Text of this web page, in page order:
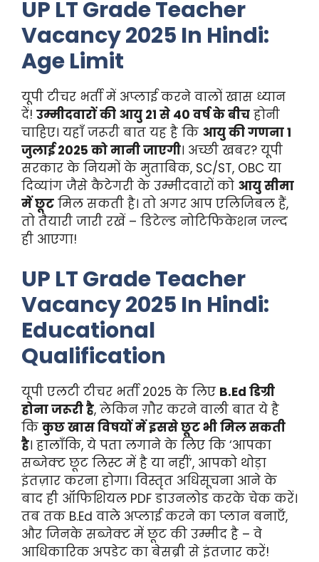
UP LT Grade Teacher
Vacancy 2025 In Hindi:
Age Limit
यूपी टीचर भर्ती में अप्लाई करने वालों खास ध्यान
दें! उम्मीदवारों की आयु 21 से 40 वर्ष के बीच होनी
चाहिए। यहाँ जरूरी बात यह है कि आयु की गणना 1
जुलाई 2025 को मानी जाएगी। अच्छी खबर? यूपी
सरकार के नियमों के मुताबिक, SC/ST, OBC या
दिव्यांग जैसे कैटेगरी के उम्मीदवारों को आयु सीमा
में छूट मिल सकती है। तो अगर आप एलिजिबल हैं,
तो तैयारी जारी रखें – डिटेल्ड नोटिफिकेशन जल्द
ही आएगा!
UP LT Grade Teacher
Vacancy 2025 In Hindi:
Educational
Qualification
यूपी एलटी टीचर भर्ती 2025 के लिए B.Ed डिग्री
होना जरूरी है, लेकिन ग़ौर करने वाली बात ये है
कि कुछ खास विषयों में इससे छूट भी मिल सकती
है। हालाँकि, ये पता लगाने के लिए कि ‘आपका
सब्जेक्ट छूट लिस्ट में है या नहीं’, आपको थोड़ा
इंतज़ार करना होगा। विस्तृत अधिसूचना आने के
बाद ही ऑफिशियल PDF डाउनलोड करके चेक करें।
तब तक B.Ed वाले अप्लाई करने का प्लान बनाएँ,
और जिनके सब्जेक्ट में छूट की उम्मीद है – वे
आधिकारिक अपडेट का बेसब्री से इंतजार करें!